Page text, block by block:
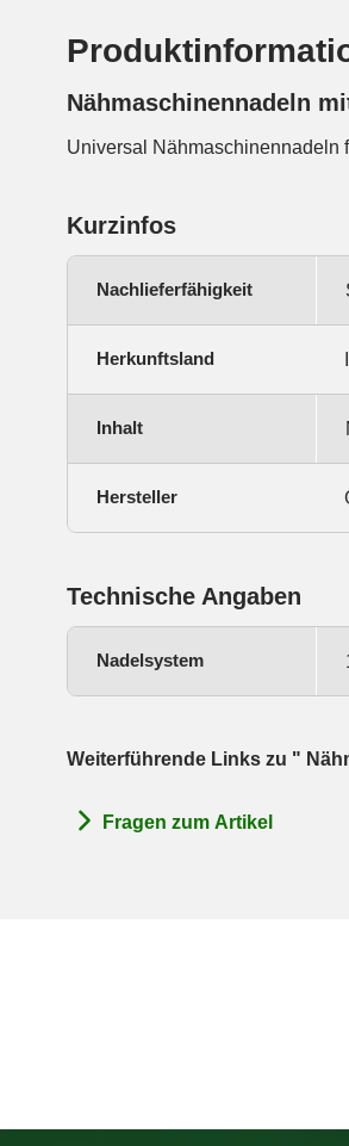
Nähmaschinennadeln
Universal Nähmaschinennadeln
Kurzinfos
Nachlieferfähigkeit
Herkunftsland
Inhalt
Hersteller
Technische Angaben
Nadelsystem
Weiterführende Links zu "
Fragen zum Artikel